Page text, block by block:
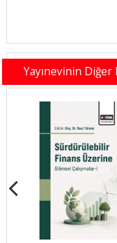
Yayınevinin Diğer